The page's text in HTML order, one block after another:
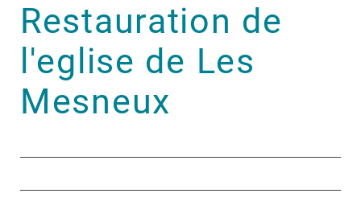
Restauration de
l'eglise de Les
Mesneux